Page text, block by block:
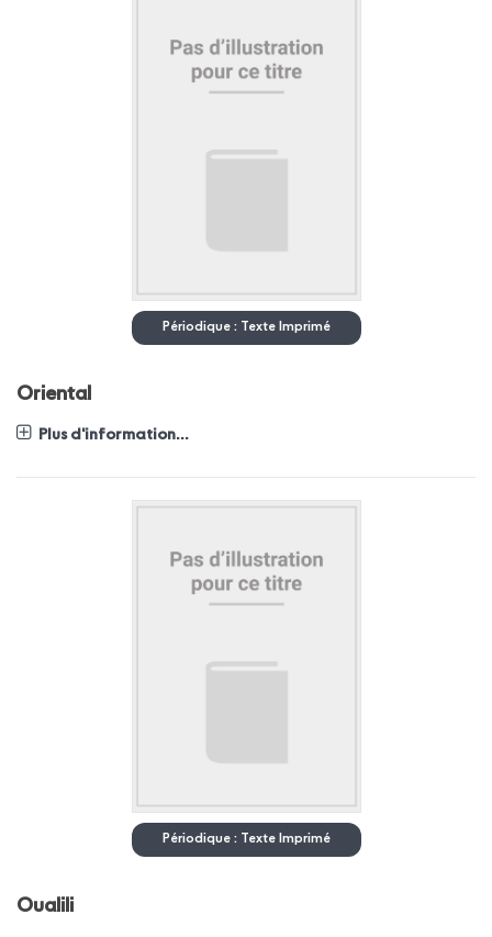
Périodique : Texte Imprimé
Oriental
Plus d'information...
Périodique : Texte Imprimé
Oualili